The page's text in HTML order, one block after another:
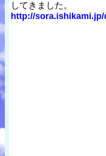
してきました。
http://